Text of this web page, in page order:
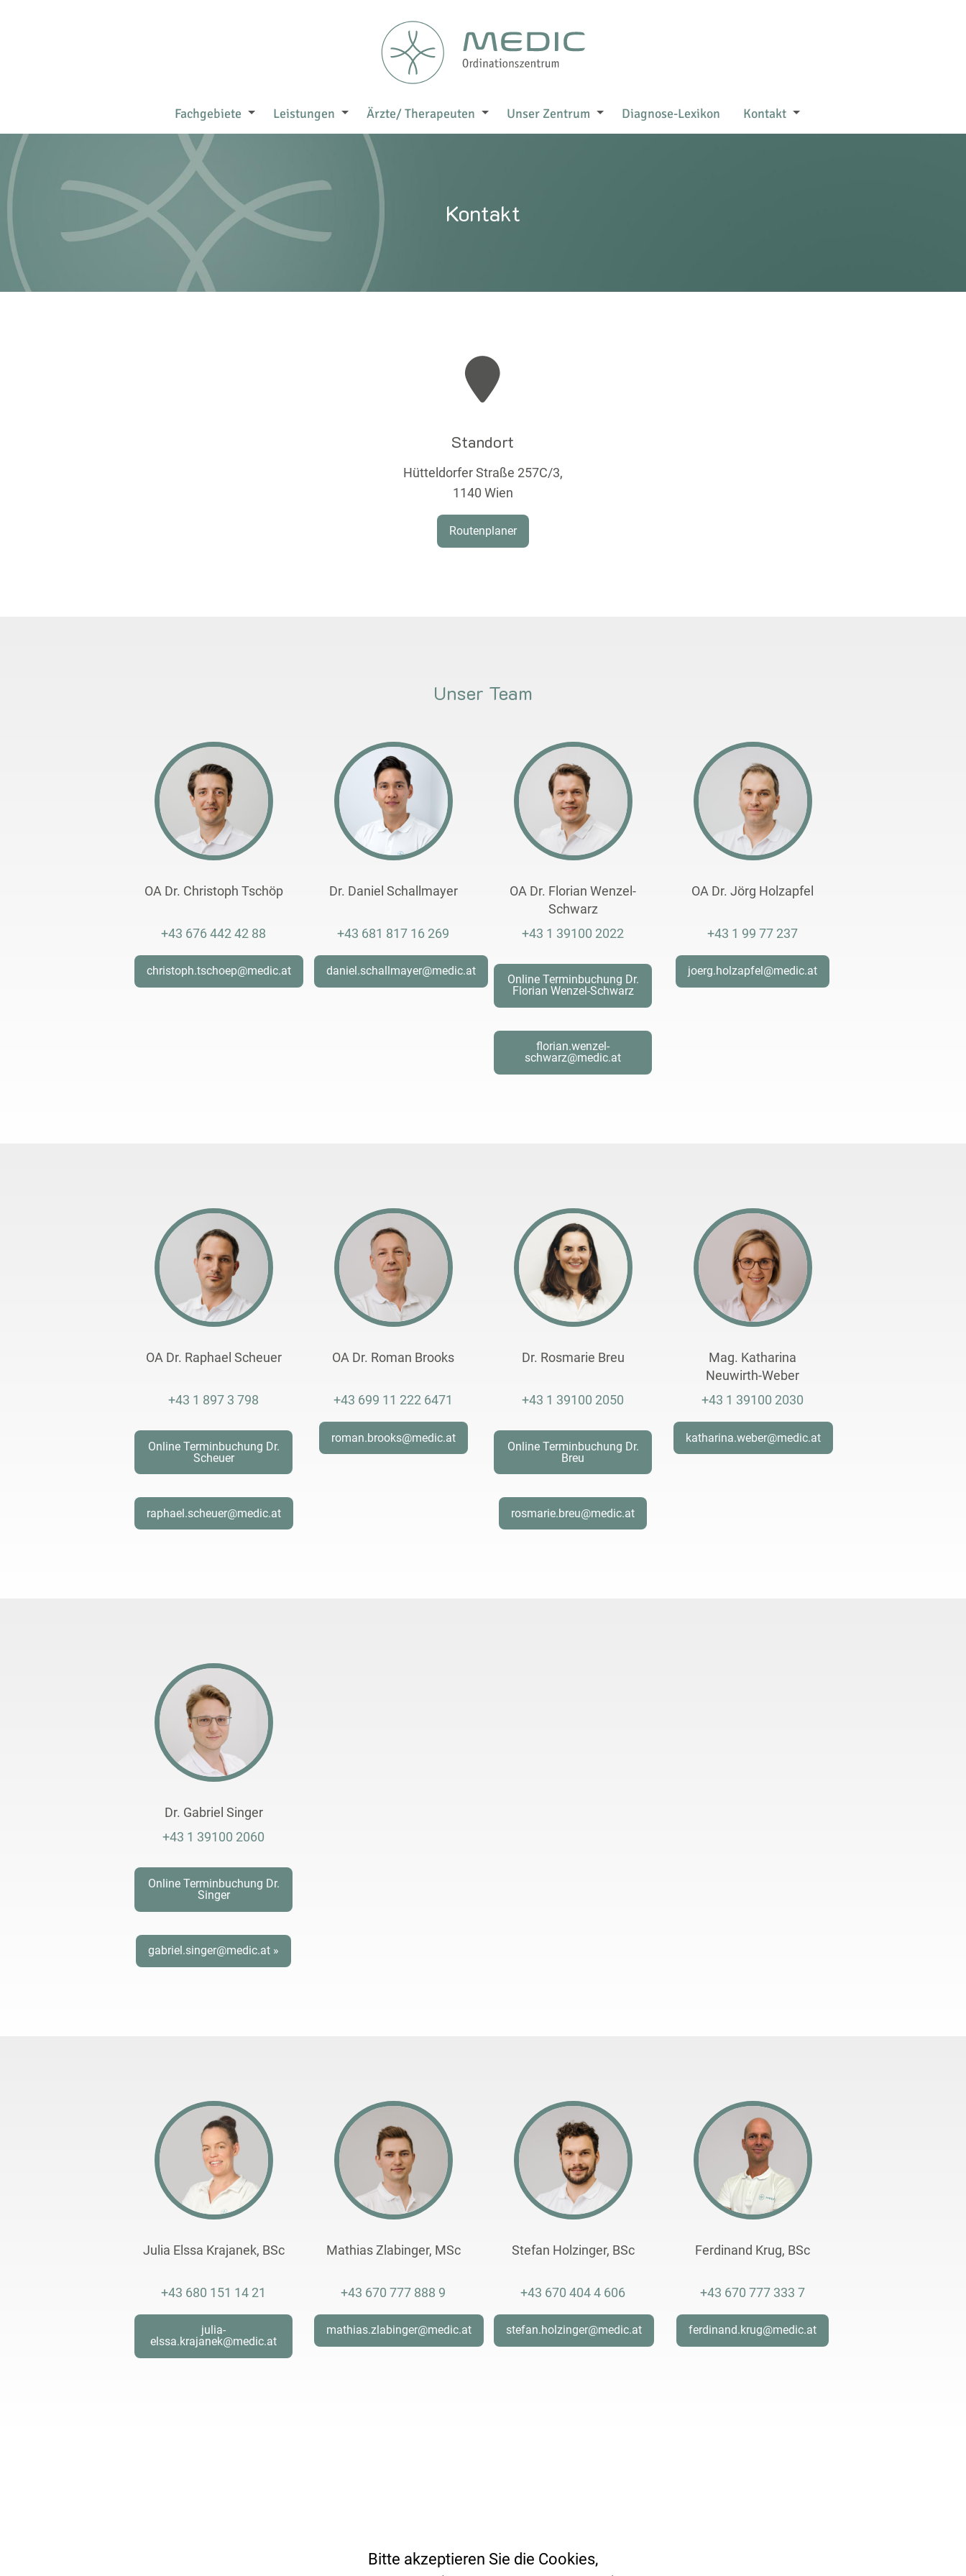
Fachgebiete Leistungen Ärzte/ Therapeuten Unser Zentrum Diagnose-Lexikon Kontakt
Kontakt
Standort
Hütteldorfer Straße 257C/3,
1140 Wien
Routenplaner
Unser Team
OA Dr. Christoph Tschöp
+43 676 442 42 88
christoph.tschoep@medic.at
Dr. Daniel Schallmayer
+43 681 817 16 269
daniel.schallmayer@medic.at
OA Dr. Florian Wenzel-
Schwarz
+43 1 39100 2022
Online Terminbuchung Dr.
Florian Wenzel-Schwarz
florian.wenzel-
schwarz@medic.at
OA Dr. Jörg Holzapfel
+43 1 99 77 237
joerg.holzapfel@medic.at
OA Dr. Raphael Scheuer
+43 1 897 3 798
Online Terminbuchung Dr.
Scheuer
raphael.scheuer@medic.at
OA Dr. Roman Brooks
+43 699 11 222 6471
roman.brooks@medic.at
Dr. Rosmarie Breu
+43 1 39100 2050
Online Terminbuchung Dr.
Breu
rosmarie.breu@medic.at
Mag. Katharina
Neuwirth-Weber
+43 1 39100 2030
katharina.weber@medic.at
Dr. Gabriel Singer
+43 1 39100 2060
Online Terminbuchung Dr.
Singer
gabriel.singer@medic.at »
Julia Elssa Krajanek, BSc
+43 680 151 14 21
julia-
elssa.krajanek@medic.at
Mathias Zlabinger, MSc
+43 670 777 888 9
mathias.zlabinger@medic.at
Stefan Holzinger, BSc
+43 670 404 4 606
stefan.holzinger@medic.at
Ferdinand Krug, BSc
+43 670 777 333 7
ferdinand.krug@medic.at
Bitte akzeptieren Sie die Cookies,